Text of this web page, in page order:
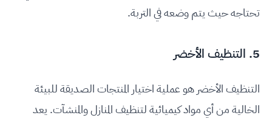
تحتاجه حيث يتم وضعه في التربة.
5. التنظيف الأخضر
التنظيف الأخضر هو عملية اختيار المنتجات الصديقة للبيئة
الخالية من أي مواد كيميائية لتنظيف المنازل والمنشآت. يعد